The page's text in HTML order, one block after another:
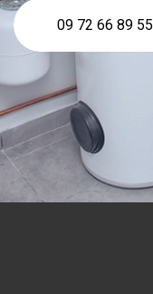
09 72 66 89 55